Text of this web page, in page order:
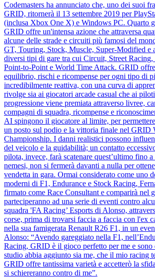
Codemasters ha annunciato che, uno dei suoi
GRID, ritornerà il 13 settembre 2019 per
(inclusa Xbox One X) e Windows PC. Quarto
GRID offre un'intensa azione che attraversa
alcune delle strade e circuiti più famosi del
GT, Touring, Stock, Muscle, Super-Modified e
diversi tipi di gare tra cui Circuit, Street
Point-to-Point e World Time Attack. GRID
equilibrio, rischi e ricompense per ogni tipo di
incredibilmente reattiva, con una curva di
rivolge sia ai giocatori arcade casual che ai
progressione viene premiata attraverso livree,
compagni di squadra, ricompense e
AI spingono il giocatore al limite, per
un posto sul podio e la vittoria finale nel GRID
Championship. I danni realistici possono
del veicolo e la guidabilità; un contatto
pilota, invece, farà scatenare quest’ultimo fino
nemesi, non si fermerà davanti a nulla per
vendetta in gara. Ormai considerato come uno
moderni di F1, Endurance e Stock Racing,
firmato come Race Consultant e comparirà nel
parteciperanno ad una serie di eventi contro
squadra 'FA Racing’ Esports di Alonso,
corse, prima di trovarsi faccia a faccia con l'ex
nella sua famigerata Renault R26 F1, in un
Alonso: “Avendo gareggiato nella F1,
Racing, GRID è il gioco perfetto per me e sono
studio abbia aggiunto sia me, che il mio racing
GRID offre tantissima varietà e accetterò la
si schiereranno contro di me”.